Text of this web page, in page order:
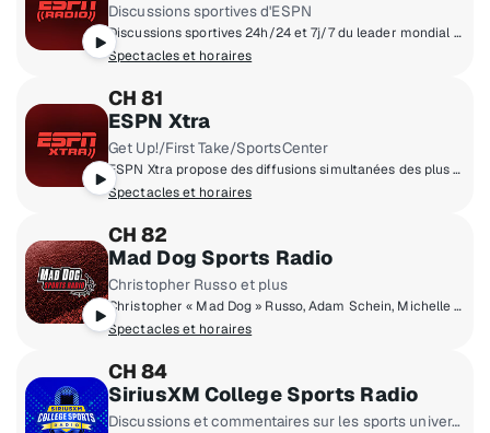
Discussions sportives d'ESPN
Discussions sportives 24h/24 et 7j/7 du leader mondial du sport, ainsi que certains des plus grands matchs de la NBA, de la MLB et des sports universitaires.
Spectacles et horaires
CH 81
ESPN Xtra
Get Up!/First Take/SportsCenter
ESPN Xtra propose des diffusions simultanées des plus grandes émissions d'ESPN, notamment leur programme phare, SportsCenter, et des diffusions simultanées de First Take, Get Up!, College Gameday et The Paul Finebaum Show.
Spectacles et horaires
CH 82
Mad Dog Sports Radio
Christopher Russo et plus
Christopher « Mad Dog » Russo, Adam Schein, Michelle Beadle, Damon Amendolara, Mike Babchik et d’autres discutent de sport.
Spectacles et horaires
CH 84
SiriusXM College Sports Radio
Discussions et commentaires sur les sports universitaires